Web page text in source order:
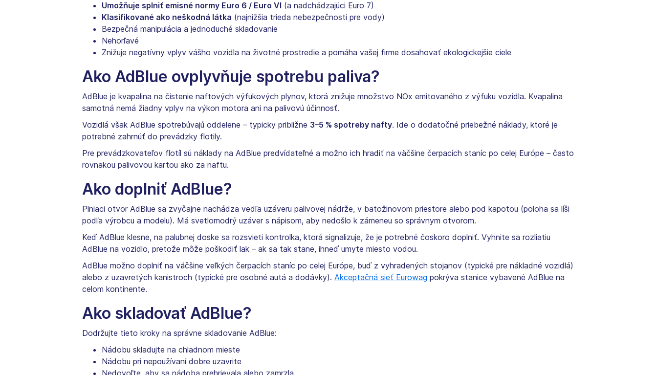
Umožňuje splniť emisné normy Euro 6 / Euro VI (a nadchádzajúci Euro 7)
Klasifikované ako neškodná látka (najnižšia trieda nebezpečnosti pre vody)
Bezpečná manipulácia a jednoduché skladovanie
Nehorľavé
Znižuje negatívny vplyv vášho vozidla na životné prostredie a pomáha vašej firme dosahovať ekologickejšie ciele
Ako AdBlue ovplyvňuje spotrebu paliva?
AdBlue je kvapalina na čistenie naftových výfukových plynov, ktorá znižuje množstvo NOx emitovaného z výfuku vozidla. Kvapalina
samotná nemá žiadny vplyv na výkon motora ani na palivovú účinnosť.
Vozidlá však AdBlue spotrebúvajú oddelene – typicky približne 3–5 % spotreby nafty. Ide o dodatočné priebežné náklady, ktoré je
potrebné zahrnúť do prevádzky flotily.
Pre prevádzkovateľov flotíl sú náklady na AdBlue predvídateľné a možno ich hradiť na väčšine čerpacích staníc po celej Európe – často
rovnakou palivovou kartou ako za naftu.
Ako doplniť AdBlue?
Plniaci otvor AdBlue sa zvyčajne nachádza vedľa uzáveru palivovej nádrže, v batožinovom priestore alebo pod kapotou (poloha sa líši
podľa výrobcu a modelu). Má svetlomodrý uzáver s nápisom, aby nedošlo k zámeneu so správnym otvorom.
Keď AdBlue klesne, na palubnej doske sa rozsvieti kontrolka, ktorá signalizuje, že je potrebné čoskoro doplniť. Vyhnite sa rozliatiu
AdBlue na vozidlo, pretože môže poškodiť lak – ak sa tak stane, ihneď umyte miesto vodou.
AdBlue možno doplniť na väčšine veľkých čerpacích staníc po celej Európe, buď z vyhradených stojanov (typické pre nákladné vozidlá)
alebo z uzavretých kanistroch (typické pre osobné autá a dodávky). Akceptačná sieť Eurowag pokrýva stanice vybavené AdBlue na
celom kontinente.
Ako skladovať AdBlue?
Dodržujte tieto kroky na správne skladovanie AdBlue:
Nádobu skladujte na chladnom mieste
Nádobu pri nepoužívaní dobre uzavrite